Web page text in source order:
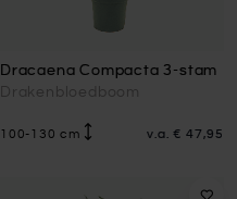
Dracaena Compacta 3-stam
Drakenbloedboom
100-130 cm v.a. € 47,95